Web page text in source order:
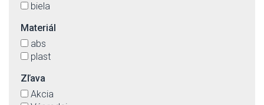
biela
Materiál
abs
plast
Zľava
Akcia